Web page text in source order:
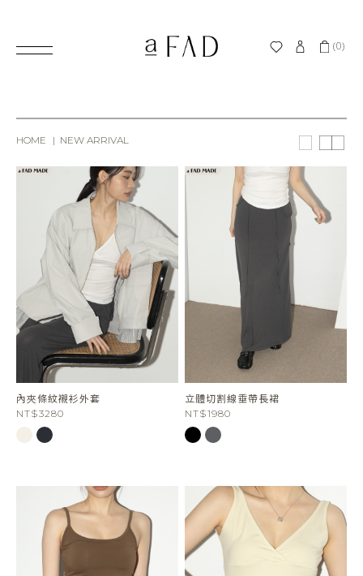
(0)
HOME NEW ARRIVAL
內夾條紋襯衫外套
NT$3280
立體切割線垂帶長裙
NT$1980